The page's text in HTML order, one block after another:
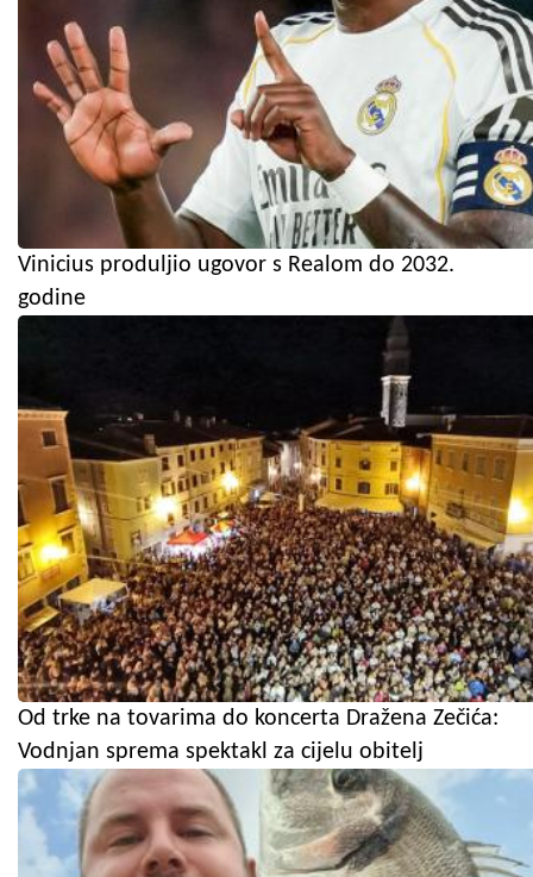
Vinicius produljio ugovor s Realom do 2032.
godine
Od trke na tovarima do koncerta Dražena Zečića:
Vodnjan sprema spektakl za cijelu obitelj